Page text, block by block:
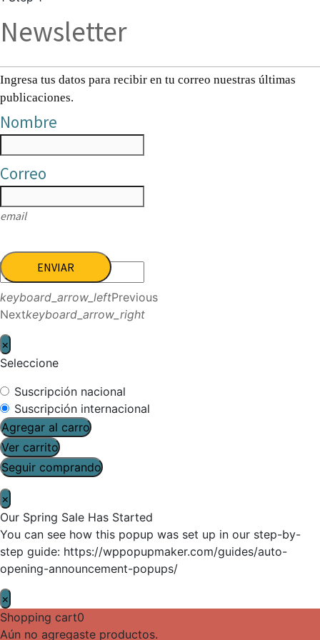
Newsletter
Ingresa tus datos para recibir en tu correo nuestras últimas
publicaciones.
Nombre
Correo
email
ENVIAR
keyboard_arrow_leftPrevious
Nextkeyboard_arrow_right
×
Seleccione
Suscripción nacional
Suscripción internacional
Agregar al carro
Ver carrito
Seguir comprando
×
Our Spring Sale Has Started
You can see how this popup was set up in our step-by-
step guide: https://wppopupmaker.com/guides/auto-
opening-announcement-popups/
×
Shopping cart0
Aún no agregaste productos.